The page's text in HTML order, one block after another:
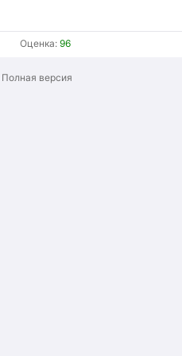
Оценка: 96
Полная версия